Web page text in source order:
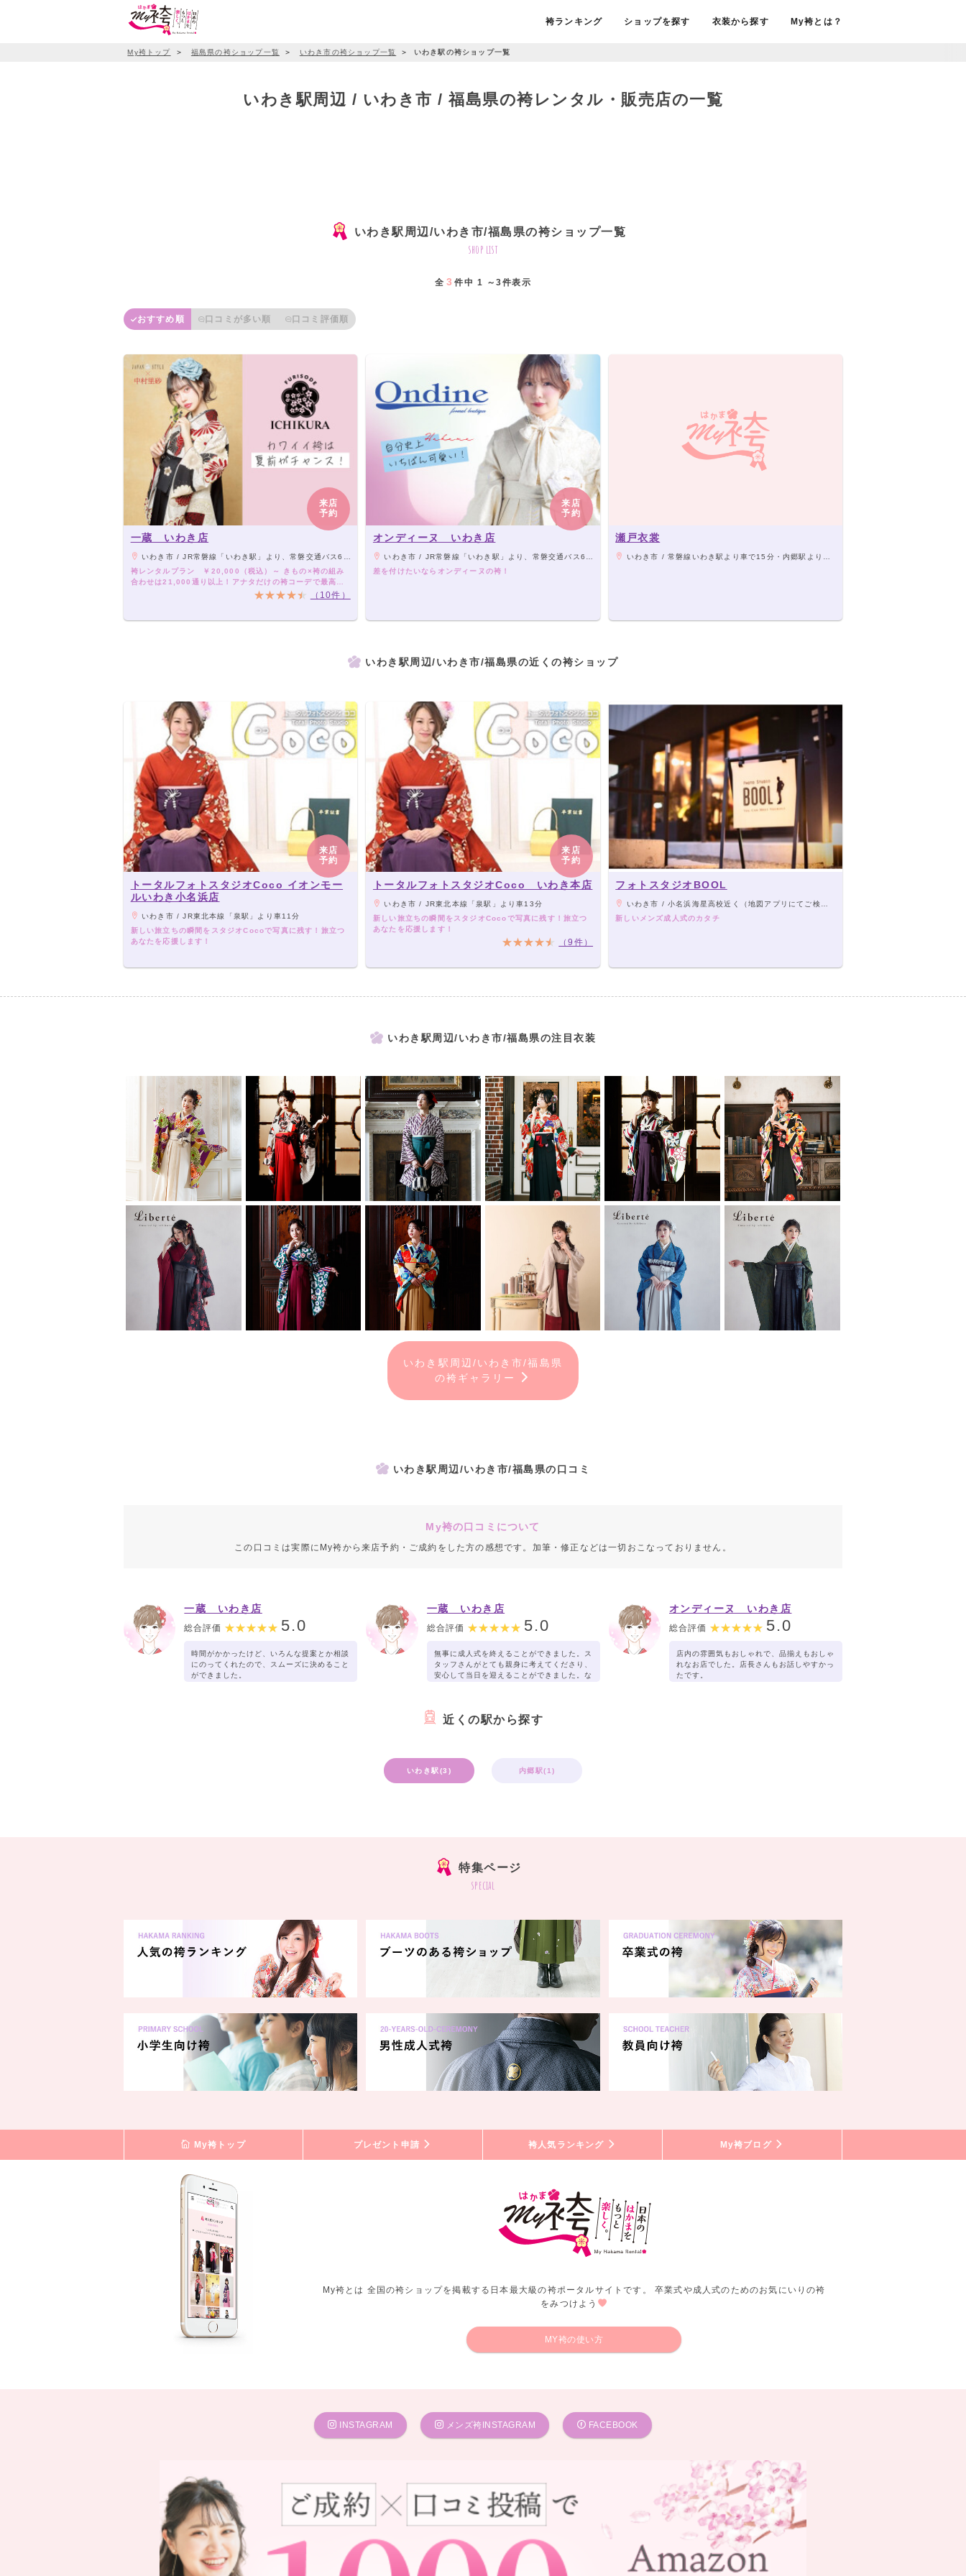
袴ランキング ショップを探す 衣装から探す My袴とは？
My袴トップ ＞ 福島県の袴ショップ一覧 ＞ いわき市の袴ショップ一覧 ＞ いわき駅の袴ショップ一覧
いわき駅周辺 / いわき市 / 福島県の袴レンタル・販売店の一覧
いわき駅周辺/いわき市/福島県の袴ショップ一覧
shop list
全 3 件中 1 ～3件表示
おすすめ順 口コミが多い順 口コミ評価順
来店
予約
一蔵 いわき店
いわき市 / JR常磐線「いわき駅」より、常磐交通バス6番乗場（ラパークいわき行き）にて「ラパークいわき」停留所下車。ラパークいわきWEST棟横
袴レンタルプラン ￥20,000（税込）～ きもの×袴の組み
合わせは21,000通り以上！アナタだけの袴コーデで最高の
（10件）
来店
予約
オンディーヌ いわき店
いわき市 / JR常磐線「いわき駅」より、常磐交通バス6番乗場（ラパークいわき行き）にて「ラパークいわき」停留所下車。ラパークいわきWEST棟横
差を付けたいならオンディーヌの袴！
瀬戸衣裳
いわき市 / 常磐線いわき駅より車で15分・内郷駅より車で5分
いわき駅周辺/いわき市/福島県の近くの袴ショップ
来店
予約
トータルフォトスタジオCoco イオンモー
ルいわき小名浜店
いわき市 / JR東北本線「泉駅」より車11分
新しい旅立ちの瞬間をスタジオCocoで写真に残す！旅立つ
あなたを応援します！
来店
予約
トータルフォトスタジオCoco いわき本店
いわき市 / JR東北本線「泉駅」より車13分
新しい旅立ちの瞬間をスタジオCocoで写真に残す！旅立つ
あなたを応援します！
（9件）
フォトスタジオBOOL
いわき市 / 小名浜海星高校近く（地図アプリにてご検索ください）
新しいメンズ成人式のカタチ
いわき駅周辺/いわき市/福島県の注目衣装
いわき駅周辺/いわき市/福島県
の袴ギャラリー
いわき駅周辺/いわき市/福島県の口コミ
My袴の口コミについて
この口コミは実際にMy袴から来店予約・ご成約をした方の感想です。加筆・修正などは一切おこなっておりません。
一蔵 いわき店
総合評価 5.0
時間がかかったけど、いろんな提案とか相談
にのってくれたので、スムーズに決めること
ができました。
一蔵 いわき店
総合評価 5.0
無事に成人式を終えることができました。ス
タッフさんがとても親身に考えてくださり、
安心して当日を迎えることができました。な
オンディーヌ いわき店
総合評価 5.0
店内の雰囲気もおしゃれで、品揃えもおしゃ
れなお店でした。店長さんもお話しやすかっ
たです。
近くの駅から探す
いわき駅(3) 内郷駅(1)
特集ページ
special
My袴トップ プレゼント申請 袴人気ランキング My袴ブログ
My袴とは 全国の袴ショップを掲載する日本最大級の袴ポータルサイトです。 卒業式や成人式のためのお気にいりの袴
をみつけよう
MY袴の使い方
INSTAGRAM メンズ袴INSTAGRAM FACEBOOK